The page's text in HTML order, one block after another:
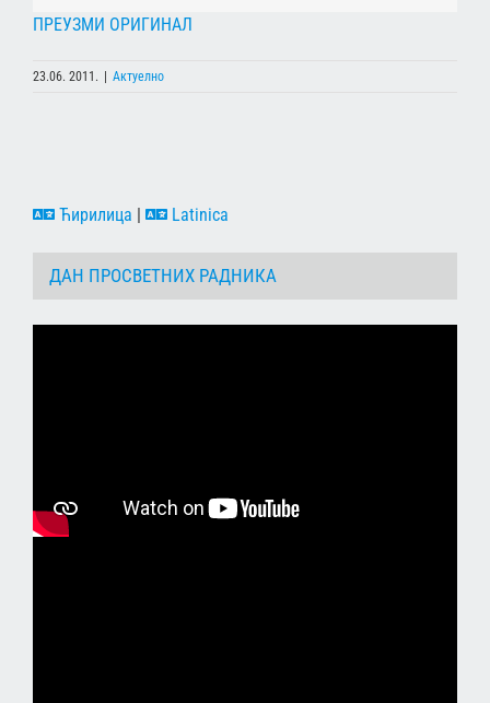
ПРЕУЗМИ ОРИГИНАЛ
23.06. 2011. | Актуелно
Ћирилица | Latinica
ДАН ПРОСВЕТНИХ РАДНИКА